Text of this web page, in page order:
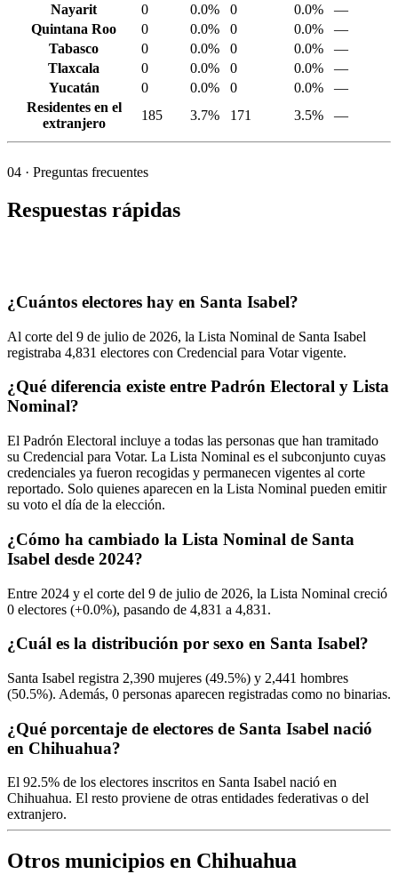
Nayarit 0 0.0% 0 0.0%
—
Quintana Roo
0 0.0% 0 0.0%
—
Tabasco
0 0.0% 0 0.0%
—
Tlaxcala
0 0.0% 0 0.0%
—
Yucatán
0 0.0% 0 0.0%
—
Residentes en el
extranjero
185 3.7% 171 3.5% —
04 · Preguntas frecuentes
Respuestas rápidas
¿Cuántos electores hay en Santa Isabel?
Al corte del 9 de julio de 2026, la Lista Nominal de Santa Isabel
registraba 4,831 electores con Credencial para Votar vigente.
¿Qué diferencia existe entre Padrón Electoral y Lista
Nominal?
El Padrón Electoral incluye a todas las personas que han tramitado
su Credencial para Votar. La Lista Nominal es el subconjunto cuyas
credenciales ya fueron recogidas y permanecen vigentes al corte
reportado. Solo quienes aparecen en la Lista Nominal pueden emitir
su voto el día de la elección.
¿Cómo ha cambiado la Lista Nominal de Santa
Isabel desde 2024?
Entre 2024 y el corte del 9 de julio de 2026, la Lista Nominal creció
0 electores (+0.0%), pasando de 4,831 a 4,831.
¿Cuál es la distribución por sexo en Santa Isabel?
Santa Isabel registra 2,390 mujeres (49.5%) y 2,441 hombres
(50.5%). Además, 0 personas aparecen registradas como no binarias.
¿Qué porcentaje de electores de Santa Isabel nació
en Chihuahua?
El 92.5% de los electores inscritos en Santa Isabel nació en
Chihuahua. El resto proviene de otras entidades federativas o del
extranjero.
Otros municipios en Chihuahua